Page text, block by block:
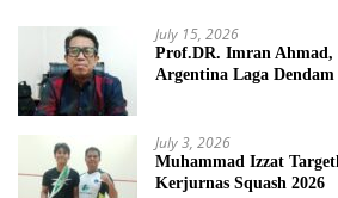
July 15, 2026
Prof.DR. Imran Ahmad,
Argentina Laga Dendam
July 3, 2026
Muhammad Izzat
Kerjurnas Squash 2026